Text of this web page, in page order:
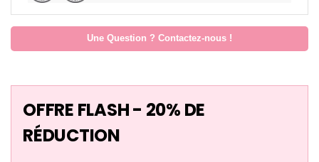
Une Question ? Contactez-nous !
OFFRE FLASH - 20% DE
RÉDUCTION